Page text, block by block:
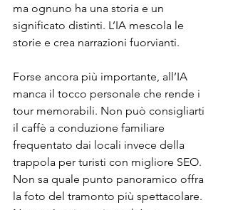
ma ognuno ha una storia e un
significato distinti. L’IA mescola le
storie e crea narrazioni fuorvianti.
Forse ancora più importante, all’IA
manca il tocco personale che rende i
tour memorabili. Non può consigliarti
il caffè a conduzione familiare
frequentato dai locali invece della
trappola per turisti con migliore SEO.
Non sa quale punto panoramico offra
la foto del tramonto più spettacolare.